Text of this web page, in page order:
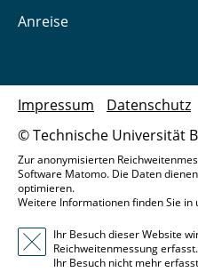
Anreise
© Technische Universität
Impressum Datenschutz
Zur anonymisierten
Software Matomo. Die Daten
optimieren.
Weitere Informationen finden Sie in
Ihr Besuch dieser Website
Reichweitenmessung
Ihr Besuch nicht mehr